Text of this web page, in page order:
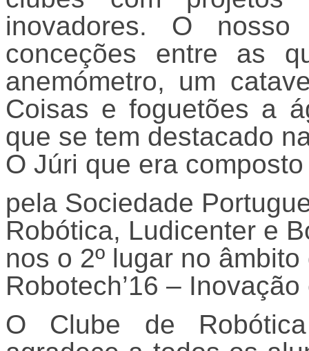
inovadores. O nosso
conceções entre as
anemómetro, um
Coisas e foguetões a
que se tem destacado
O Júri que era
pela Sociedade
Robótica, Ludicenter e
nos o 2º lugar no
Robotech’16 –
O Clube de